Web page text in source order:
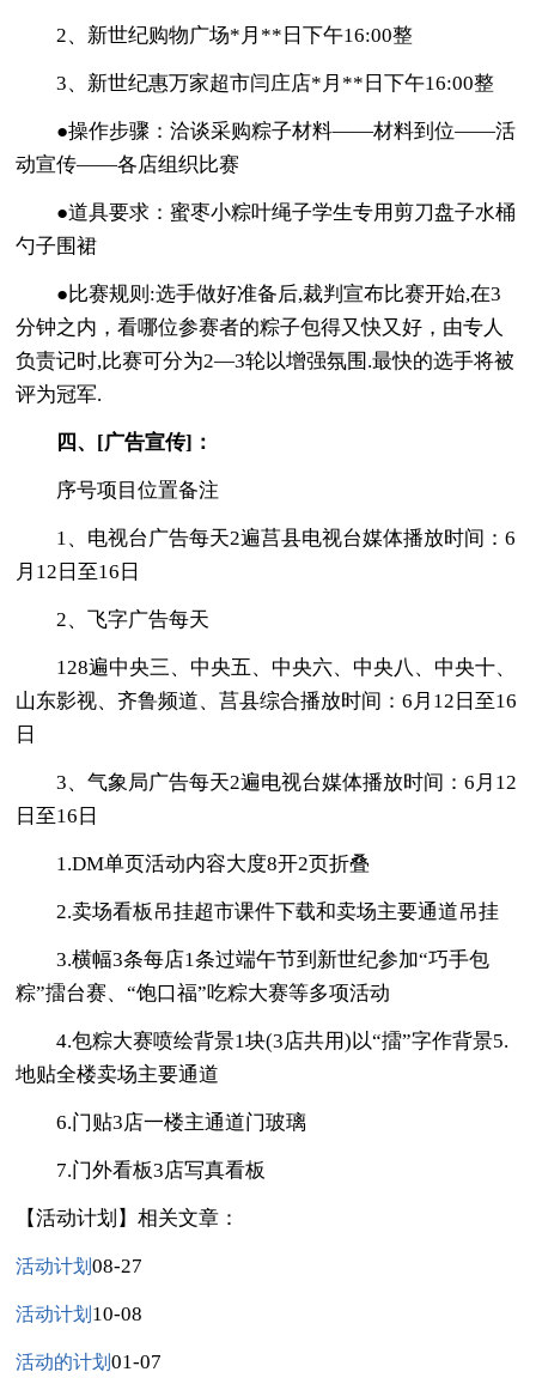
2、新世纪购物广场*月**日下午16:00整
3、新世纪惠万家超市闫庄店*月**日下午16:00整
●操作步骤：洽谈采购粽子材料——材料到位——活
动宣传——各店组织比赛
●道具要求：蜜枣小粽叶绳子学生专用剪刀盘子水桶
勺子围裙
●比赛规则:选手做好准备后,裁判宣布比赛开始,在3
分钟之内，看哪位参赛者的粽子包得又快又好，由专人
负责记时,比赛可分为2—3轮以增强氛围.最快的选手将被
评为冠军.
四、[广告宣传]：
序号项目位置备注
1、电视台广告每天2遍莒县电视台媒体播放时间：6
月12日至16日
2、飞字广告每天
128遍中央三、中央五、中央六、中央八、中央十、
山东影视、齐鲁频道、莒县综合播放时间：6月12日至16
日
3、气象局广告每天2遍电视台媒体播放时间：6月12
日至16日
1.DM单页活动内容大度8开2页折叠
2.卖场看板吊挂超市课件下载和卖场主要通道吊挂
3.横幅3条每店1条过端午节到新世纪参加“巧手包
粽”擂台赛、“饱口福”吃粽大赛等多项活动
4.包粽大赛喷绘背景1块(3店共用)以“擂”字作背景5.
地贴全楼卖场主要通道
6.门贴3店一楼主通道门玻璃
7.门外看板3店写真看板
【活动计划】相关文章：
活动计划08-27
活动计划 10-08
活动的计划01-07